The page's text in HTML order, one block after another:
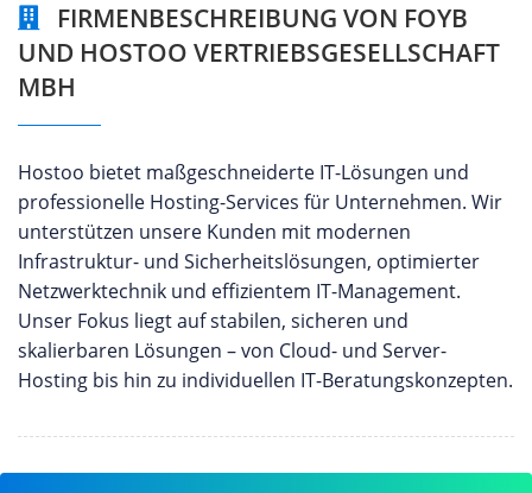
FIRMENBESCHREIBUNG VON FOYB
UND HOSTOO VERTRIEBSGESELLSCHAFT
MBH
Hostoo bietet maßgeschneiderte IT-Lösungen und
professionelle Hosting-Services für Unternehmen. Wir
unterstützen unsere Kunden mit modernen
Infrastruktur- und Sicherheitslösungen, optimierter
Netzwerktechnik und effizientem IT-Management.
Unser Fokus liegt auf stabilen, sicheren und
skalierbaren Lösungen – von Cloud- und Server-
Hosting bis hin zu individuellen IT-Beratungskonzepten.